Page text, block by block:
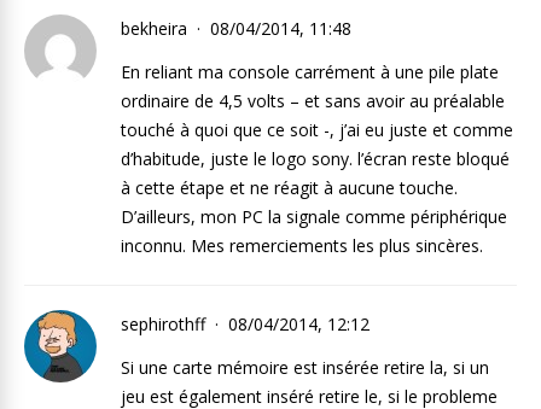
bekheira
08/04/2014, 11:48
En reliant ma console carrément à une pile plate
ordinaire de 4,5 volts – et sans avoir au préalable
touché à quoi que ce soit -, j’ai eu juste et comme
d’habitude, juste le logo sony. l’écran reste bloqué
à cette étape et ne réagit à aucune touche.
D’ailleurs, mon PC la signale comme périphérique
inconnu. Mes remerciements les plus sincères.
sephirothff
08/04/2014, 12:12
Si une carte mémoire est insérée retire la, si un
jeu est également inséré retire le, si le probleme